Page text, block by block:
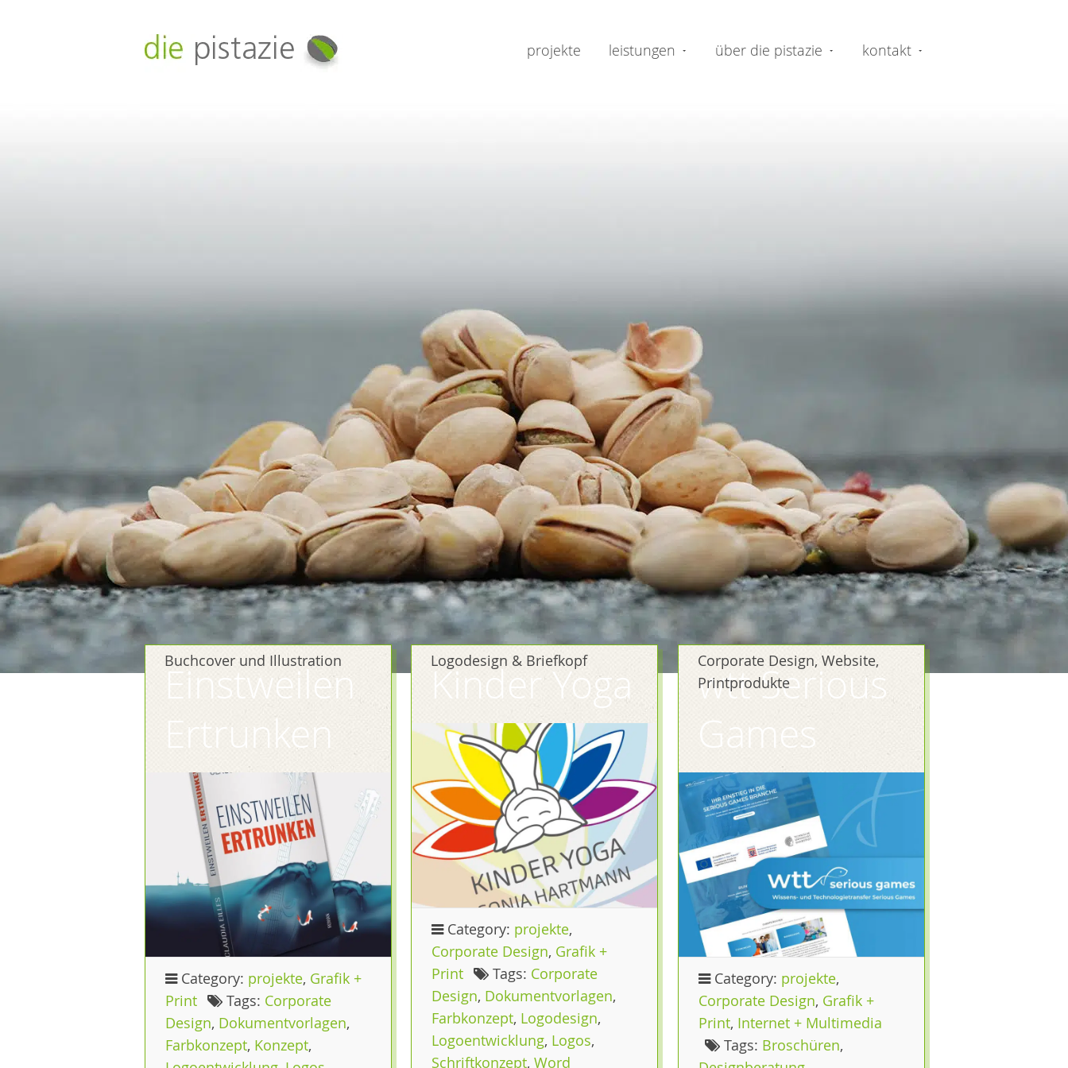
projekte leistungen über die pistazie kontakt
Einstweilen
Ertrunken
Buchcover und Illustration
Category: projekte, Grafik +
Print
Tags: Corporate
Design, Dokumentvorlagen,
Farbkonzept, Konzept,
Kinder Yoga
Logodesign & Briefkopf
Category: projekte,
Corporate Design, Grafik +
Print
Tags: Corporate
Design, Dokumentvorlagen,
Farbkonzept, Logodesign,
Logoentwicklung, Logos,
Schriftkonzept,Word
wtt Serious
Games
Corporate Design, Website,
Printprodukte
Category: projekte,
Corporate Design, Grafik +
Print, Internet + Multimedia
Tags: Broschüren,